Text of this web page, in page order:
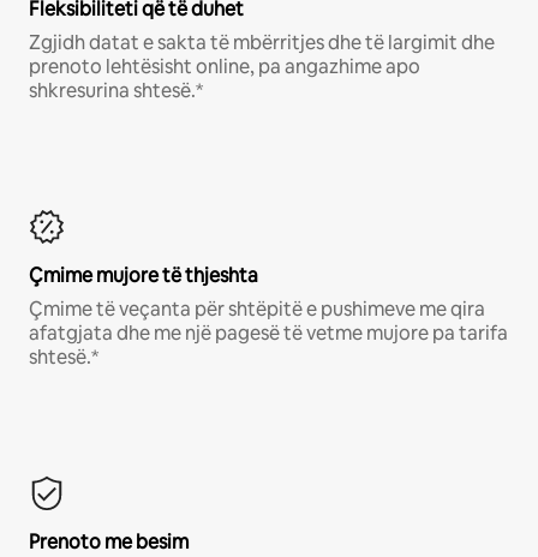
Fleksibiliteti që të duhet
Zgjidh datat e sakta të mbërritjes dhe të largimit dhe
prenoto lehtësisht online, pa angazhime apo
shkresurina shtesë.*
Çmime mujore të thjeshta
Çmime të veçanta për shtëpitë e pushimeve me qira
afatgjata dhe me një pagesë të vetme mujore pa tarifa
shtesë.*
Prenoto me besim